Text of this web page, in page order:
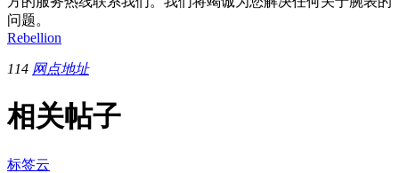
问题。
Rebellion
114 网点地址
相关帖子
标签云